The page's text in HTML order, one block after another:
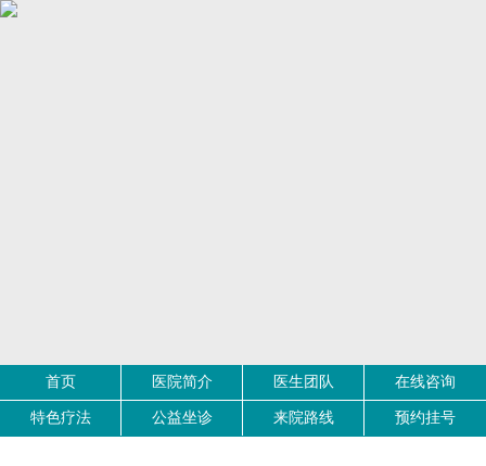
首页 医院简介 医生团队 在线咨询
特色疗法 公益坐诊 来院路线 预约挂号